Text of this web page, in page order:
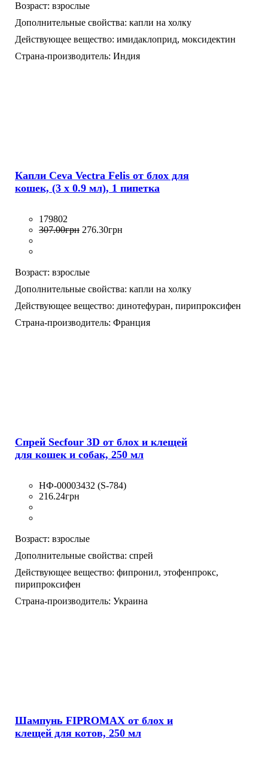
Возраст: взрослые
Дополнительные свойства: капли на холку
Действующее вещество: имидаклоприд, моксидектин
Страна-производитель: Индия
Капли Ceva Vectra Felis от блох для
кошек, (3 х 0.9 мл), 1 пипетка
179802
307.00грн 276.30грн
Возраст: взрослые
Дополнительные свойства: капли на холку
Действующее вещество: динотефуран, пирипроксифен
Страна-производитель: Франция
Спрей Secfour 3D от блох и клещей
для кошек и собак, 250 мл
НФ-00003432 (S-784)
216.24грн
Возраст: взрослые
Дополнительные свойства: спрей
Действующее вещество: фипронил, этофенпрокс,
пирипроксифен
Страна-производитель: Украина
Шампунь FIPROMAX от блох и
клещей для котов, 250 мл